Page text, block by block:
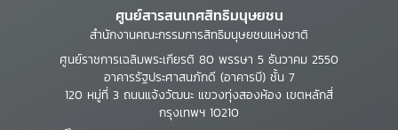
ศูนย์สารสนเทศสิทธิมนุษยชน
สำนักงานคณะกรรมการสิทธิมนุษยชนแห่งชาติ
ศูนย์ราชการเฉลิมพระเกียรติ 80 พรรษา 5 ธันวาคม 2550
อาคารรัฐประศาสนภักดี (อาคารบี) ชั้น 7
120 หมู่ที่ 3 ถนนแจ้งวัฒนะ แขวงทุ่งสองห้อง เขตหลักสี่
กรุงเทพฯ 10210